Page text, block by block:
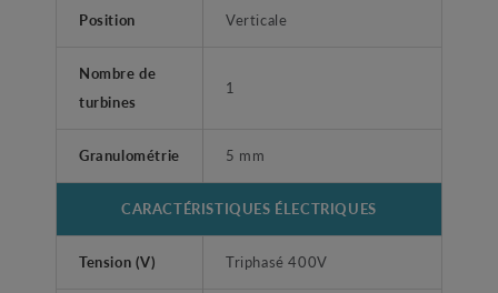
Position Verticale
Nombre de
turbines
1
Granulométrie 5 mm
CARACTÉRISTIQUES ÉLECTRIQUES
Tension (V) Triphasé 400V